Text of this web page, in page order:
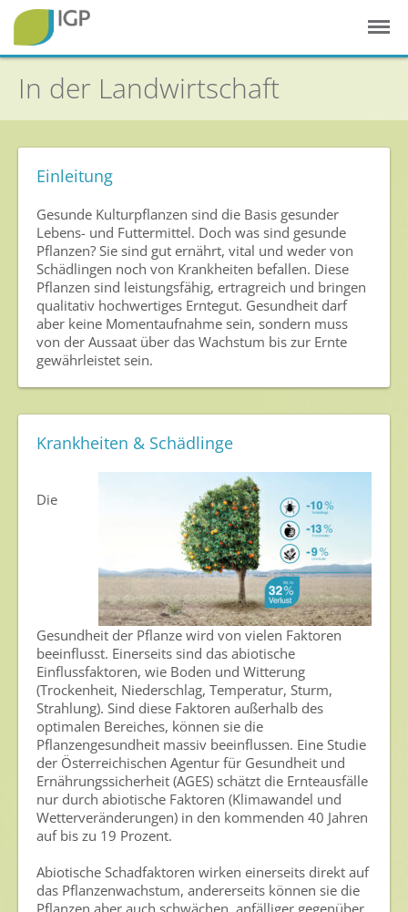
Gesunde Pflanzen
In der Landwirtschaft
Integrierter Pflanzenschutz
In Haus & Garten
Geschichte des Pflanzenschutzes
Forschung & Entwicklung
Gesunde Nahrung
Nutzen von Pflanzenschutzmitteln
Gesunde Menschen
Versorgungs- & Ernährungssicherheit
Gepflegtes Eigenheim
Anwenderschutz
Entsorgung von Pflanzenschutzmittel-Leergebinden
Die IGP
Zum Verband
Veranstaltungen & Aktionen
In der Landwirtschaft
Einleitung
Gesunde Kulturpflanzen sind die Basis gesunder
Lebens- und Futtermittel. Doch was sind gesunde
Pflanzen? Sie sind gut ernährt, vital und weder von
Schädlingen noch von Krankheiten befallen. Diese
Pflanzen sind leistungsfähig, ertragreich und bringen
qualitativ hochwertiges Erntegut. Gesundheit darf
aber keine Momentaufnahme sein, sondern muss
von der Aussaat über das Wachstum bis zur Ernte
gewährleistet sein.
Krankheiten & Schädlinge
Die
Gesundheit der Pflanze wird von vielen Faktoren
beeinflusst. Einerseits sind das abiotische
Einflussfaktoren, wie Boden und Witterung
(Trockenheit, Niederschlag, Temperatur, Sturm,
Strahlung). Sind diese Faktoren außerhalb des
optimalen Bereiches, können sie die
Pflanzengesundheit massiv beeinflussen. Eine Studie
der Österreichischen Agentur für Gesundheit und
Ernährungssicherheit (AGES) schätzt die Ernteausfälle
nur durch abiotische Faktoren (Klimawandel und
Wetterveränderungen) in den kommenden 40 Jahren
auf bis zu 19 Prozent.
Abiotische Schadfaktoren wirken einerseits direkt auf
das Pflanzenwachstum, andererseits können sie die
Pflanzen aber auch schwächen, anfälliger gegenüber